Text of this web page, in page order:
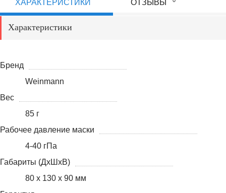
ХАРАКТЕРИСТИКИ ОТЗЫВЫ
Характеристики
Бренд
Weinmann
Вес
85 г
Рабочее давление маски
4-40 гПа
Габариты (ДхШхВ)
80 x 130 x 90 мм